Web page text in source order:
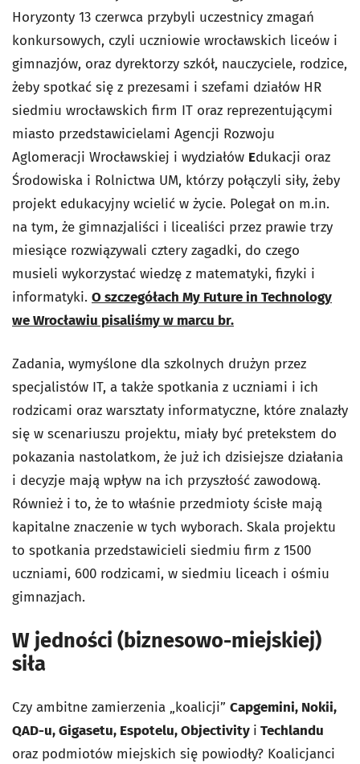
Horyzonty 13 czerwca przybyli uczestnicy zmagań
konkursowych, czyli uczniowie wrocławskich liceów i
gimnazjów, oraz dyrektorzy szkół, nauczyciele, rodzice,
żeby spotkać się z prezesami i szefami działów HR
siedmiu wrocławskich firm IT oraz reprezentującymi
miasto przedstawicielami Agencji Rozwoju
Aglomeracji Wrocławskiej i wydziałów Edukacji oraz
Środowiska i Rolnictwa UM, którzy połączyli siły, żeby
projekt edukacyjny wcielić w życie. Polegał on m.in.
na tym, że gimnazjaliści i licealiści przez prawie trzy
miesiące rozwiązywali cztery zagadki, do czego
musieli wykorzystać wiedzę z matematyki, fizyki i
informatyki. O szczegółach My Future in Technology
we Wrocławiu pisaliśmy w marcu br.
Zadania, wymyślone dla szkolnych drużyn przez
specjalistów IT, a także spotkania z uczniami i ich
rodzicami oraz warsztaty informatyczne, które znalazły
się w scenariuszu projektu, miały być pretekstem do
pokazania nastolatkom, że już ich dzisiejsze działania
i decyzje mają wpływ na ich przyszłość zawodową.
Również i to, że to właśnie przedmioty ścisłe mają
kapitalne znaczenie w tych wyborach. Skala projektu
to spotkania przedstawicieli siedmiu firm z 1500
uczniami, 600 rodzicami, w siedmiu liceach i ośmiu
gimnazjach.
W jedności (biznesowo-miejskiej)
siła
Czy ambitne zamierzenia „koalicji” Capgemini, Nokii,
QAD-u, Gigasetu, Espotelu, Objectivity i Techlandu
oraz podmiotów miejskich się powiodły? Koalicjanci